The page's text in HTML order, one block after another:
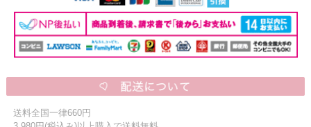
送料全国一律660円